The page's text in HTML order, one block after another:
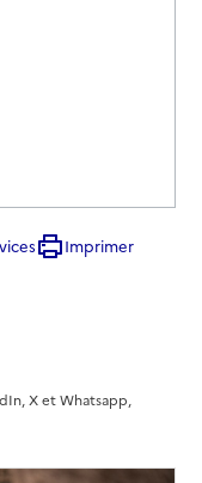
Imprimer
X et Whatsapp,